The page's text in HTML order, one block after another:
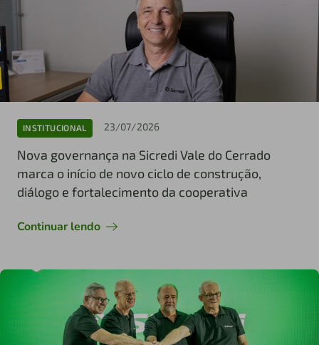
INSTITUCIONAL 23/07/2026
Nova governança na Sicredi Vale do Cerrado
marca o início de novo ciclo de construção,
diálogo e fortalecimento da cooperativa
Continuar lendo